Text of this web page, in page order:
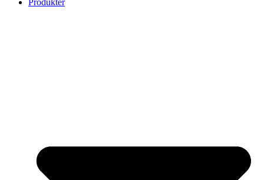
Produkter